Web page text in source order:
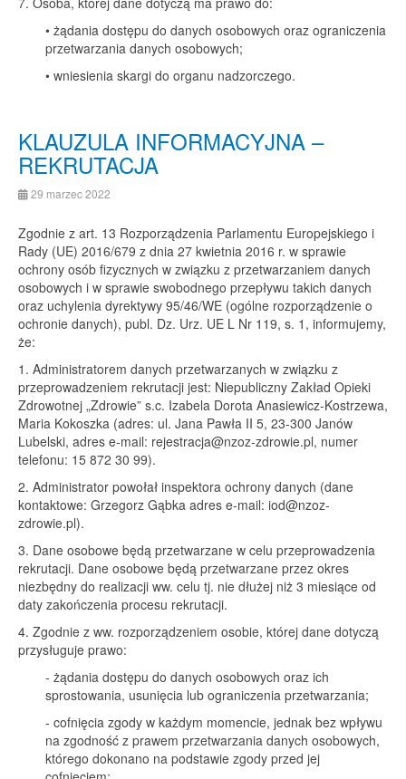
• żądania dostępu do danych osobowych oraz ograniczenia
przetwarzania danych osobowych;
• wniesienia skargi do organu nadzorczego.
KLAUZULA INFORMACYJNA –
REKRUTACJA
29 marzec 2022
Zgodnie z art. 13 Rozporządzenia Parlamentu Europejskiego i
Rady (UE) 2016/679 z dnia 27 kwietnia 2016 r. w sprawie
ochrony osób fizycznych w związku z przetwarzaniem danych
osobowych i w sprawie swobodnego przepływu takich danych
oraz uchylenia dyrektywy 95/46/WE (ogólne rozporządzenie o
ochronie danych), publ. Dz. Urz. UE L Nr 119, s. 1, informujemy,
że:
1. Administratorem danych przetwarzanych w związku z
przeprowadzeniem rekrutacji jest: Niepubliczny Zakład Opieki
Zdrowotnej „Zdrowie” s.c. Izabela Dorota Anasiewicz-Kostrzewa,
Maria Kokoszka (adres: ul. Jana Pawła II 5, 23-300 Janów
Lubelski, adres e-mail: rejestracja@nzoz-zdrowie.pl, numer
telefonu: 15 872 30 99).
2. Administrator powołał inspektora ochrony danych (dane
kontaktowe: Grzegorz Gąbka adres e-mail: iod@nzoz-
zdrowie.pl).
3. Dane osobowe będą przetwarzane w celu przeprowadzenia
rekrutacji. Dane osobowe będą przetwarzane przez okres
niezbędny do realizacji ww. celu tj. nie dłużej niż 3 miesiące od
daty zakończenia procesu rekrutacji.
4. Zgodnie z ww. rozporządzeniem osobie, której dane dotyczą
przysługuje prawo:
- żądania dostępu do danych osobowych oraz ich
sprostowania, usunięcia lub ograniczenia przetwarzania;
- cofnięcia zgody w każdym momencie, jednak bez wpływu
na zgodność z prawem przetwarzania danych osobowych,
którego dokonano na podstawie zgody przed jej